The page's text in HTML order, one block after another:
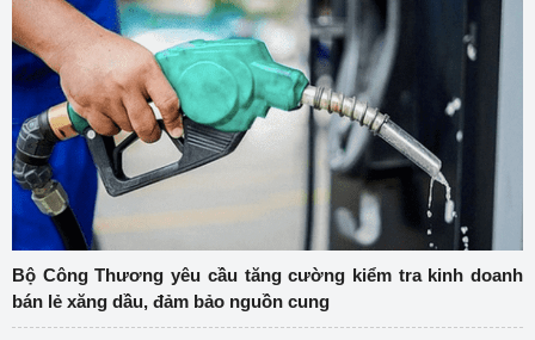
Bộ Công Thương yêu cầu tăng cường kiểm tra kinh doanh
bán lẻ xăng dầu, đảm bảo nguồn cung